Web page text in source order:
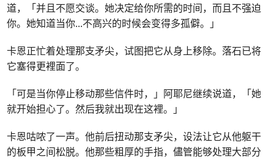
道，「并且不愿交谈。她决定给你所需的时间，而且不强迫
你。她知道当你...不高兴的时候会变得多孤僻。」
卡恩正忙着处理那支矛尖，试图把它从身上移除。落石已将
它塞得更裡面了。
「可是当你停止移动那些信件时，」阿耶尼继续说道，「她
就开始担心了。然后我就出现在这裡。」
卡恩咕哝了一声。他前后扭动那支矛尖，设法让它从他躯干
的板甲之间松脱。他那些粗厚的手指，儘管能够处理大部分